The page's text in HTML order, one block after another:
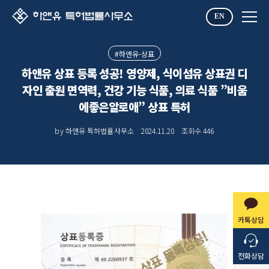
EN
카톡상담
전화상담
#하앤유-상표
하앤유 상표 등록 성공! 영양제, 식이섬유 상표권 디
자인 출원 면역력, 건강 기능 식품, 의료 식품 ”비움
에좋은알로애” 상표 특허
by 하앤유 특허법률사무소 2024.11.20 조회수446